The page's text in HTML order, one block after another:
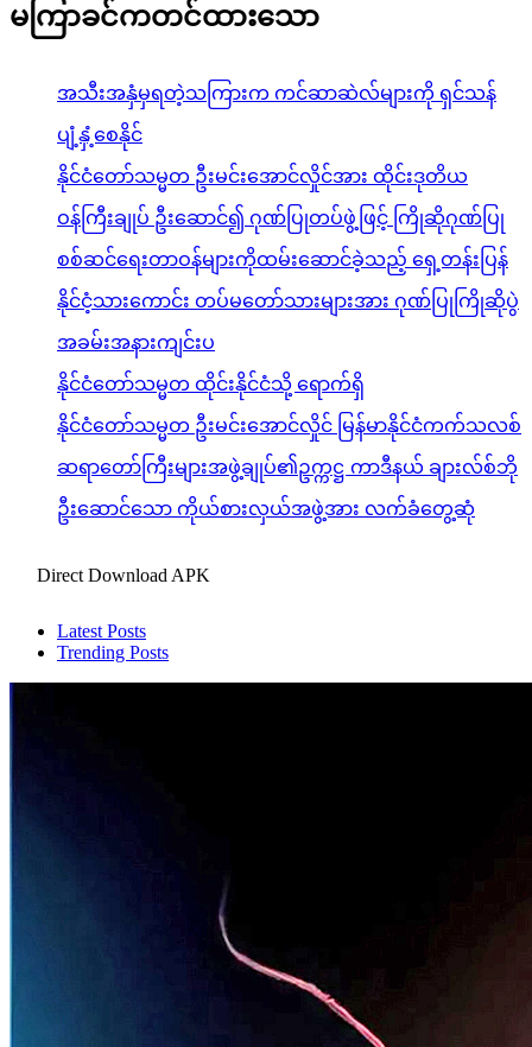
မကြာခင်ကတင်ထားသော
အသီးအနှံမှရတဲ့သကြားက ကင်ဆာဆဲလ်များကို ရှင်သန်
ပျံ့နှံ့စေနိုင်
နိုင်ငံတော်သမ္မတ ဦးမင်းအောင်လှိုင်အား ထိုင်းဒုတိယ
ဝန်ကြီးချုပ် ဦးဆောင်၍ ဂုဏ်ပြုတပ်ဖွဲ့ဖြင့် ကြိုဆိုဂုဏ်ပြု
စစ်ဆင်ရေးတာဝန်များကိုထမ်းဆောင်ခဲ့သည့် ရှေ့တန်းပြန်
နိုင်ငံ့သားကောင်း တပ်မတော်သားများအား ဂုဏ်ပြုကြိုဆိုပွဲ
အခမ်းအနားကျင်းပ
နိုင်ငံတော်သမ္မတ ထိုင်းနိုင်ငံသို့ ရောက်ရှိ
နိုင်ငံတော်သမ္မတ ဦးမင်းအောင်လှိုင် မြန်မာနိုင်ငံကက်သလစ်
ဆရာတော်ကြီးများအဖွဲ့ချုပ်၏ဥက္ကဋ္ဌ ကာဒီနယ် ချားလ်စ်ဘို
ဦးဆောင်သော ကိုယ်စားလှယ်အဖွဲ့အား လက်ခံတွေ့ဆုံ
Direct Download APK
Latest Posts
Trending Posts